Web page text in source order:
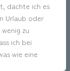
dachte ich es
Urlaub oder
zu
ich bei
wie eine